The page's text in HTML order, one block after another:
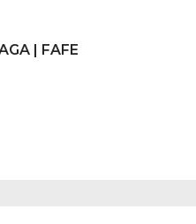
| FAFE